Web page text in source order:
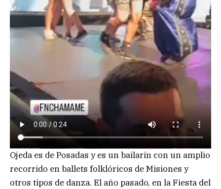
Ojeda es de Posadas y es un bailarín con un amplio
recorrido en ballets folklóricos de Misiones y
otros tipos de danza. El año pasado, en la Fiesta del